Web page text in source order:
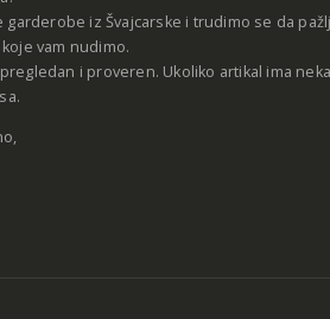
garderobe iz Švajcarske i trudimo se da
vam nudimo.
i proveren. Ukoliko artikal ima